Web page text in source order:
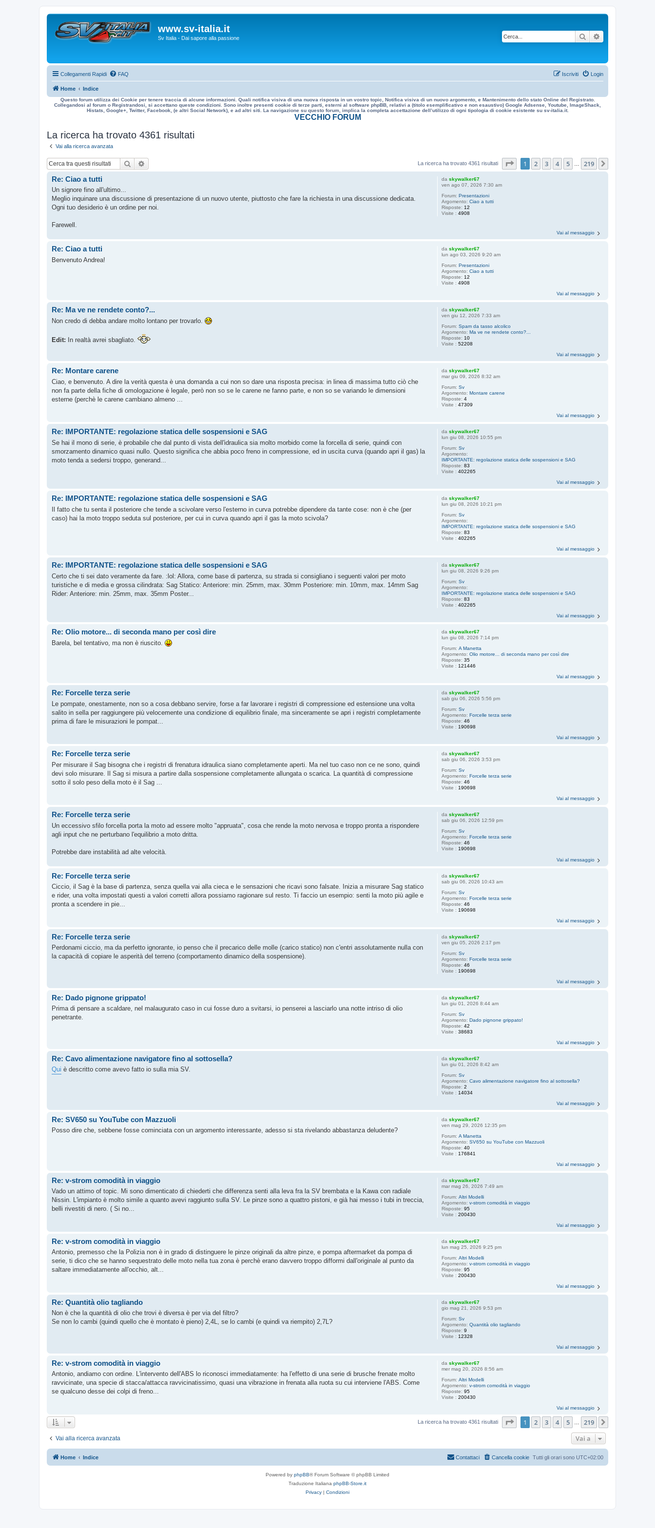
www.sv-italia.it
Sv Italia - Dai sapore alla passione Cerca
Collegamenti Rapidi FAQ Login
Iscriviti
Home Indice
Questo forum utilizza dei Cookie per tenere traccia di alcune informazioni. Quali notifica visiva di una nuova risposta in un vostro topic, Notifica visiva di un nuovo argomento, e Mantenimento dello stato Online del Registrato.
Collegandosi al forum o Registrandosi, si accettano queste condizioni. Sono inoltre presenti cookie di terze parti, esterni al software phpBB, relativi a (titolo esemplificativo e non esaustivo) Google Adsense, Youtube, ImageShack,
Histats, Google+, Twitter, Facebook, (e altri Social Network), e ad altri siti. La navigazione su questo forum, implica la completa accettazione dell’utilizzo di ogni tipologia di cookie esistente su sv-italia.it.
VECCHIO FORUM
La ricerca ha trovato 4361 risultati
Vai alla ricerca avanzata
Cerca La ricerca ha trovato 4361 risultati Pagina1 di 219
1 2 3 4 5 219
daskywalker67
ven ago 07, 2026 7:30 am
Forum:Presentazioni
Argomento:Ciao a tutti
Risposte: 12
Visite :4908
Re: Ciao a tutti
Un signore fino all'ultimo...
Meglio inquinare una discussione di presentazione di un nuovo utente, piuttosto che fare la richiesta in una discussione dedicata.
Ogni tuo desiderio è un ordine per noi.
Farewell.
Vai al messaggio
daskywalker67
lun ago 03, 2026 9:20 am
Forum:Presentazioni
Argomento:Ciao a tutti
Risposte: 12
Visite :4908
Re: Ciao a tutti
Benvenuto Andrea!
Vai al messaggio
daskywalker67
ven giu 12, 2026 7:33 am
Forum:Spam da tasso alcolico
Argomento:Ma ve ne rendete conto?...
Risposte: 10
Visite :52208
Re: Ma ve ne rendete conto?...
Non credo di debba andare molto lontano per trovarlo.
Edit: In realtà avrei sbagliato.
Vai al messaggio
daskywalker67
mar giu 09, 2026 8:32 am
Forum:Sv
Argomento:Montare carene
Risposte:4
Visite :47309
Re: Montare carene
Ciao, e benvenuto. A dire la verità questa è una domanda a cui non so dare una risposta precisa: in linea di massima tutto ciò che
non fa parte della fiche di omologazione è legale, però non so se le carene ne fanno parte, e non so se variando le dimensioni
esterne (perchè le carene cambiano almeno ...
Vai al messaggio
daskywalker67
lun giu 08, 2026 10:55 pm
Forum:Sv
Argomento:
IMPORTANTE: regolazione statica delle sospensioni e SAG
Risposte:83
Visite :402265
Re: IMPORTANTE: regolazione statica delle sospensioni e SAG
Se hai il mono di serie, è probabile che dal punto di vista dell'idraulica sia molto morbido come la forcella di serie, quindi con
smorzamento dinamico quasi nullo. Questo significa che abbia poco freno in compressione, ed in uscita curva (quando apri il gas) la
moto tenda a sedersi troppo, generand...
Vai al messaggio
daskywalker67
lun giu 08, 2026 10:21 pm
Forum:Sv
Argomento:
IMPORTANTE: regolazione statica delle sospensioni e SAG
Risposte:83
Visite :402265
Re: IMPORTANTE: regolazione statica delle sospensioni e SAG
Il fatto che tu senta il posteriore che tende a scivolare verso l'esterno in curva potrebbe dipendere da tante cose: non è che (per
caso) hai la moto troppo seduta sul posteriore, per cui in curva quando apri il gas la moto scivola?
Vai al messaggio
daskywalker67
lun giu 08, 2026 9:26 pm
Forum:Sv
Argomento:
IMPORTANTE: regolazione statica delle sospensioni e SAG
Risposte:83
Visite :402265
Re: IMPORTANTE: regolazione statica delle sospensioni e SAG
Certo che ti sei dato veramente da fare. :lol: Allora, come base di partenza, su strada si consigliano i seguenti valori per moto
turistiche e di media e grossa cilindrata: Sag Statico: Anteriore: min. 25mm, max. 30mm Posteriore: min. 10mm, max. 14mm Sag
Rider: Anteriore: min. 25mm, max. 35mm Poster...
Vai al messaggio
daskywalker67
lun giu 08, 2026 7:14 pm
Forum:A Manetta
Argomento:Olio motore... di seconda mano per così dire
Risposte:35
Visite : 121446
Re: Olio motore... di seconda mano per così dire
Barela, bel tentativo, ma non è riuscito.
Vai al messaggio
daskywalker67
sab giu 06, 2026 5:56 pm
Forum:Sv
Argomento:Forcelle terza serie
Risposte:46
Visite : 190698
Re: Forcelle terza serie
Le pompate, onestamente, non so a cosa debbano servire, forse a far lavorare i registri di compressione ed estensione una volta
salito in sella per raggiungere più velocemente una condizione di equilibrio finale, ma sinceramente se apri i registri completamente
prima di fare le misurazioni le pompat...
Vai al messaggio
daskywalker67
sab giu 06, 2026 3:53 pm
Forum:Sv
Argomento:Forcelle terza serie
Risposte:46
Visite : 190698
Re: Forcelle terza serie
Per misurare il Sag bisogna che i registri di frenatura idraulica siano completamente aperti. Ma nel tuo caso non ce ne sono, quindi
devi solo misurare. Il Sag si misura a partire dalla sospensione completamente allungata o scarica. La quantità di compressione
sotto il solo peso della moto è il Sag ...
Vai al messaggio
daskywalker67
sab giu 06, 2026 12:59 pm
Forum:Sv
Argomento:Forcelle terza serie
Risposte:46
Visite : 190698
Re: Forcelle terza serie
Un eccessivo sfilo forcella porta la moto ad essere molto "appruata", cosa che rende la moto nervosa e troppo pronta a rispondere
agli input che ne perturbano l'equilibrio a moto dritta.
Potrebbe dare instabilità ad alte velocità.
Vai al messaggio
daskywalker67
sab giu 06, 2026 10:43 am
Forum:Sv
Argomento:Forcelle terza serie
Risposte:46
Visite : 190698
Re: Forcelle terza serie
Ciccio, il Sag è la base di partenza, senza quella vai alla cieca e le sensazioni che ricavi sono falsate. Inizia a misurare Sag statico
e rider, una volta impostati questi a valori corretti allora possiamo ragionare sul resto. Ti faccio un esempio: senti la moto più agile e
pronta a scendere in pie...
Vai al messaggio
daskywalker67
ven giu 05, 2026 2:17 pm
Forum:Sv
Argomento:Forcelle terza serie
Risposte:46
Visite : 190698
Re: Forcelle terza serie
Perdonami ciccio, ma da perfetto ignorante, io penso che il precarico delle molle (carico statico) non c'entri assolutamente nulla con
la capacità di copiare le asperità del terreno (comportamento dinamico della sospensione).
Vai al messaggio
daskywalker67
lun giu 01, 2026 8:44 am
Forum:Sv
Argomento:Dado pignone grippato!
Risposte:42
Visite :38683
Re: Dado pignone grippato!
Prima di pensare a scaldare, nel malaugurato caso in cui fosse duro a svitarsi, io penserei a lasciarlo una notte intriso di olio
penetrante.
Vai al messaggio
daskywalker67
lun giu 01, 2026 8:42 am
Forum:Sv
Argomento:Cavo alimentazione navigatore fino al sottosella?
Risposte:2
Visite : 14034
Re: Cavo alimentazione navigatore fino al sottosella?
Qui è descritto come avevo fatto io sulla mia SV.
Vai al messaggio
daskywalker67
ven mag 29, 2026 12:35 pm
Forum:A Manetta
Argomento:SV650 su YouTube con Mazzuoli
Risposte:40
Visite : 176841
Re: SV650 su YouTube con Mazzuoli
Posso dire che, sebbene fosse cominciata con un argomento interessante, adesso si sta rivelando abbastanza deludente?
Vai al messaggio
daskywalker67
mar mag 26, 2026 7:49 am
Forum:Altri Modelli
Argomento:v-strom comodità in viaggio
Risposte:95
Visite :200430
Re: v-strom comodità in viaggio
Vado un attimo of topic. Mi sono dimenticato di chiederti che differenza senti alla leva fra la SV brembata e la Kawa con radiale
Nissin. L'impianto è molto simile a quanto avevi raggiunto sulla SV. Le pinze sono a quattro pistoni, e già hai messo i tubi in treccia,
belli rivestiti di nero. ( Si no...
Vai al messaggio
daskywalker67
lun mag 25, 2026 9:25 pm
Forum:Altri Modelli
Argomento:v-strom comodità in viaggio
Risposte:95
Visite :200430
Re: v-strom comodità in viaggio
Antonio, premesso che la Polizia non è in grado di distinguere le pinze originali da altre pinze, e pompa aftermarket da pompa di
serie, ti dico che se hanno sequestrato delle moto nella tua zona è perchè erano davvero troppo difformi dall'originale al punto da
saltare immediatamente all'occhio, alt...
Vai al messaggio
daskywalker67
gio mag 21, 2026 9:53 pm
Forum:Sv
Argomento:Quantità olio tagliando
Risposte:9
Visite : 12328
Re: Quantità olio tagliando
Non è che la quantità di olio che trovi è diversa è per via del filtro?
Se non lo cambi (quindi quello che è montato è pieno) 2,4L, se lo cambi (e quindi va riempito) 2,7L?
Vai al messaggio
daskywalker67
mer mag 20, 2026 8:56 am
Forum:Altri Modelli
Argomento:v-strom comodità in viaggio
Risposte:95
Visite :200430
Re: v-strom comodità in viaggio
Antonio, andiamo con ordine. L'intervento dell'ABS lo riconosci immediatamente: ha l'effetto di una serie di brusche frenate molto
ravvicinate, una specie di stacca/attacca ravvicinatissimo, quasi una vibrazione in frenata alla ruota su cui interviene l'ABS. Come
se qualcuno desse dei colpi di freno...
Vai al messaggio
La ricerca ha trovato 4361 risultati Pagina1 di 219
1 2 3 4 5 219
Vai alla ricerca avanzata Vai a
Home Indice Tutti gli orari sono UTC+02:00
Cancella cookie
Contattaci
Powered by phpBB® Forum Software © phpBB Limited
Traduzione Italiana phpBB-Store.it
Privacy | Condizioni